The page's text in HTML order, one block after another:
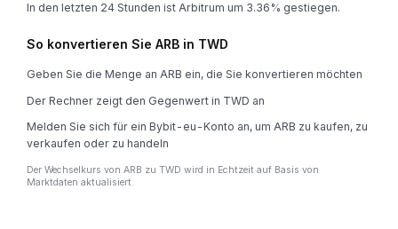
In den letzten 24 Stunden ist Arbitrum um 3.36% gestiegen.
So konvertieren Sie ARB in TWD
Geben Sie die Menge an ARB ein, die Sie konvertieren möchten
Der Rechner zeigt den Gegenwert in TWD an
Melden Sie sich für ein Bybit-eu-Konto an, um ARB zu kaufen, zu
verkaufen oder zu handeln
Der Wechselkurs von ARB zu TWD wird in Echtzeit auf Basis von
Marktdaten aktualisiert.